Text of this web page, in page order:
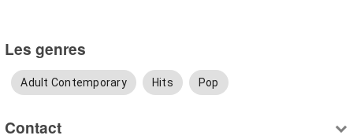
Les genres
Adult Contemporary Hits Pop
Contact